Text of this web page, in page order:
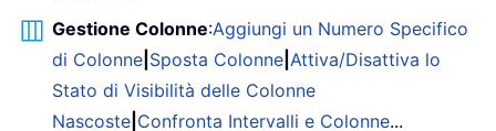
Gestione Colonne:Aggiungi un Numero Specifico
di Colonne Sposta Colonne Attiva/Disattiva lo
Stato di Visibilità delle Colonne
Nascoste Confronta Intervalli e Colonne...